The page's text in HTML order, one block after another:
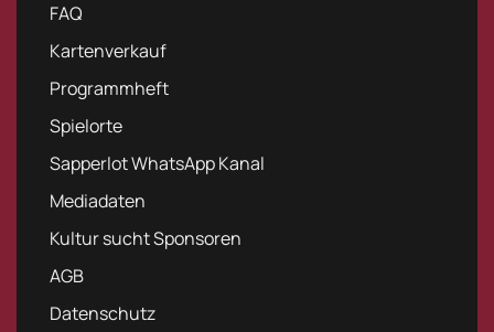
FAQ
Kartenverkauf
Programmheft
Spielorte
Sapperlot WhatsApp Kanal
Mediadaten
Kultur sucht Sponsoren
AGB
Datenschutz